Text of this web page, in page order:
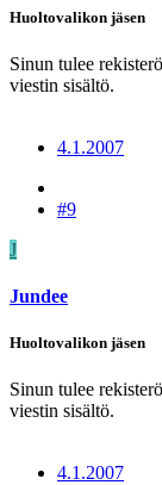
Huoltovalikon jäsen
Sinun tulee
viestin sisältö.
4.1.2007
#9
J
Jundee
Huoltovalikon jäsen
Sinun tulee
viestin sisältö.
4.1.2007